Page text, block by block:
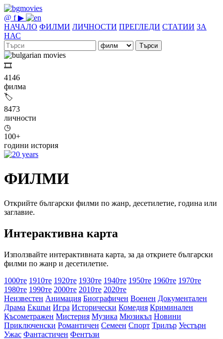
@ f ▶
НАЧАЛО ФИЛМИ ЛИЧНОСТИ ПРЕГЛЕДИ СТАТИИ ЗА
НАС
Търси
🎞
4146
филма
🏷
8473
личности
◷
100+
години история
ФИЛМИ
Открийте български филми по жанр, десетилетие, година или
заглавие.
Интерактивна карта
Използвайте интерактивната карта, за да откриете български
филми по жанр и десетилетие.
1000те 1910те 1920те 1930те 1940те 1950те 1960те 1970те
1980те 1990те 2000те 2010те 2020те
Неизвестен Анимация Биографичен Военен Документален
Драма Екшън Игра Исторически Комедия Криминален
Късометражен Мистерия Музика Мюзикъл Новини
Приключенски Романтичен Семеен Спорт Трилър Уестърн
Ужас Фантастичен Фентъзи